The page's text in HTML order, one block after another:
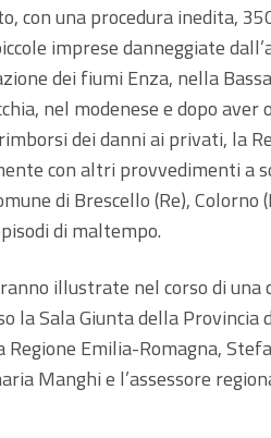
con una procedura inedita,
imprese danneggiate
dei fiumi Enza, nella
nel modenese e dopo
dei danni ai privati, la
con altri provvedimenti a
di Brescello (Re),
di maltempo.
illustrate nel corso di
la Sala Giunta della Provincia
Emilia-Romagna,
Manghi e l’assessore